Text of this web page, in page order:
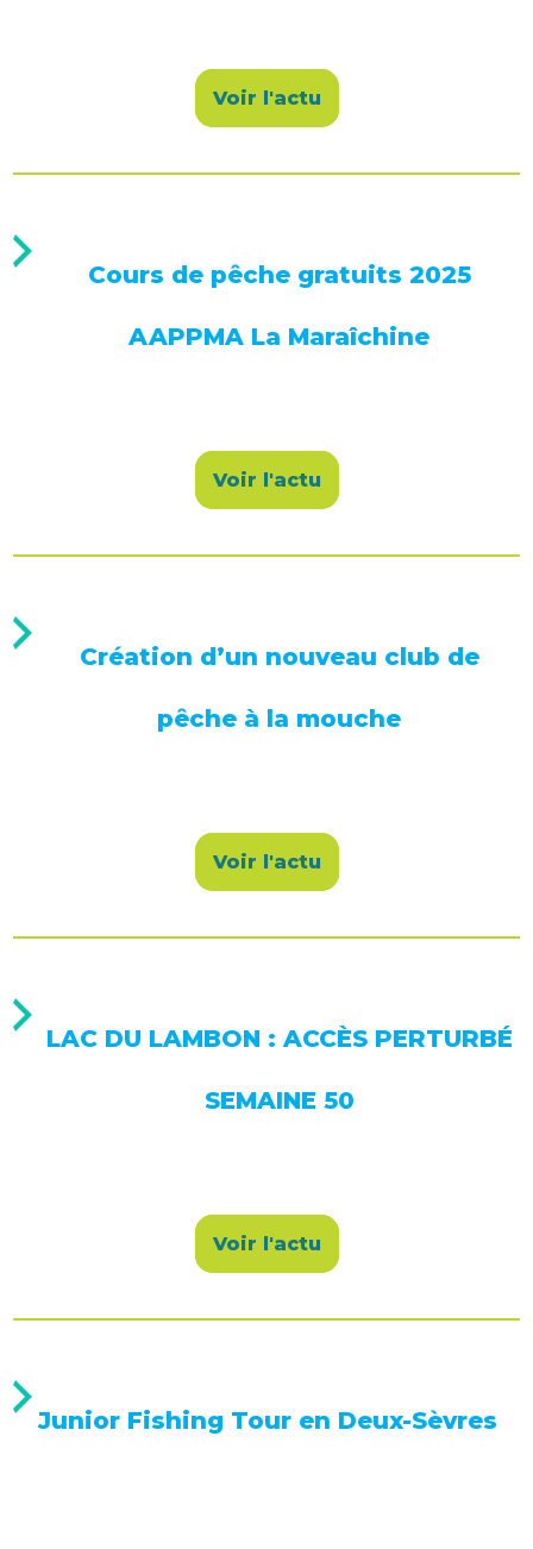
Voir l'actu
Voir l'actu
Cours de pêche gratuits 2025
AAPPMA La Maraîchine
Voir l'actu
Création d’un nouveau club de
pêche à la mouche
Voir l'actu
LAC DU LAMBON : ACCÈS PERTURBÉ
SEMAINE 50
Junior Fishing Tour en Deux-Sèvres